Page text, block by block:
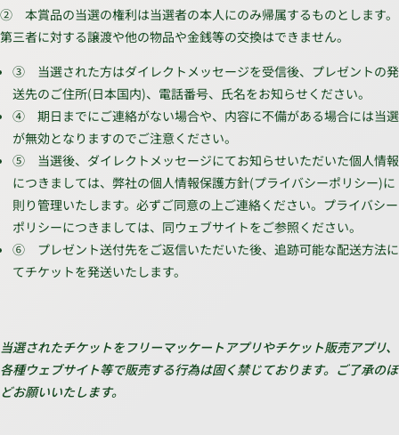
② 本賞品の当選の権利は当選者の本人にのみ帰属するものとします。
第三者に対する譲渡や他の物品や金銭等の交換はできません。
③ 当選された方はダイレクトメッセージを受信後、プレゼントの発
送先のご住所(日本国内)、電話番号、氏名をお知らせください。
④ 期日までにご連絡がない場合や、内容に不備がある場合には当選
が無効となりますのでご注意ください。
➄ 当選後、ダイレクトメッセージにてお知らせいただいた個人情報
につきましては、弊社の個人情報保護方針(プライバシーポリシー)に
則り管理いたします。必ずご同意の上ご連絡ください。プライバシー
ポリシーにつきましては、同ウェブサイトをご参照ください。
⑥ プレゼント送付先をご返信いただいた後、追跡可能な配送方法に
てチケットを発送いたします。
当選されたチケットをフリーマッケートアプリやチケット販売アプリ、
各種ウェブサイト等で販売する行為は固く禁じております。ご了承のほ
どお願いいたします。